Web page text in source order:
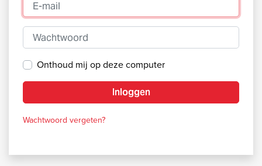
Wachtwoord
Onthoud mij op deze computer
Inloggen
Wachtwoord vergeten?